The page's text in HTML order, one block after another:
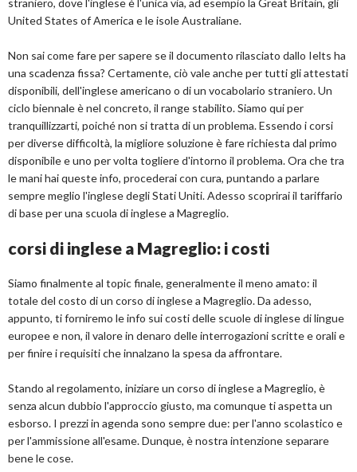
straniero, dove l'inglese è l'unica via, ad esempio la Great Britain, gli
United States of America e le isole Australiane.
Non sai come fare per sapere se il documento rilasciato dallo Ielts ha
una scadenza fissa? Certamente, ciò vale anche per tutti gli attestati
disponibili, dell'inglese americano o di un vocabolario straniero. Un
ciclo biennale è nel concreto, il range stabilito. Siamo qui per
tranquillizzarti, poiché non si tratta di un problema. Essendo i corsi
per diverse difficoltà, la migliore soluzione è fare richiesta dal primo
disponibile e uno per volta togliere d'intorno il problema. Ora che tra
le mani hai queste info, procederai con cura, puntando a parlare
sempre meglio l'inglese degli Stati Uniti. Adesso scoprirai il tariffario
di base per una scuola di inglese a Magreglio.
corsi di inglese a Magreglio: i costi
Siamo finalmente al topic finale, generalmente il meno amato: il
totale del costo di un corso di inglese a Magreglio. Da adesso,
appunto, ti forniremo le info sui costi delle scuole di inglese di lingue
europee e non, il valore in denaro delle interrogazioni scritte e orali e
per finire i requisiti che innalzano la spesa da affrontare.
Stando al regolamento, iniziare un corso di inglese a Magreglio, è
senza alcun dubbio l'approccio giusto, ma comunque ti aspetta un
esborso. I prezzi in agenda sono sempre due: per l'anno scolastico e
per l'ammissione all'esame. Dunque, è nostra intenzione separare
bene le cose.